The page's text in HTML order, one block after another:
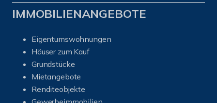
IMMOBILIENANGEBOTE
Eigentumswohnungen
Häuser zum Kauf
Grundstücke
Mietangebote
Renditeobjekte